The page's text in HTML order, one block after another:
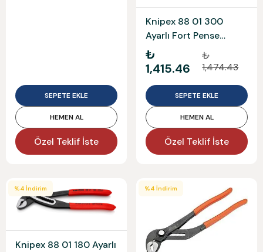
SEPETE EKLE
HEMEN AL
Özel Teklif İste
Knipex 88 01 300
Ayarlı Fort Pense
Allıgator
₺
1,415.46
₺
1,474.43
SEPETE EKLE
HEMEN AL
Özel Teklif İste
%4 İndirim
Knipex 88 01 180 Ayarlı
%4 İndirim